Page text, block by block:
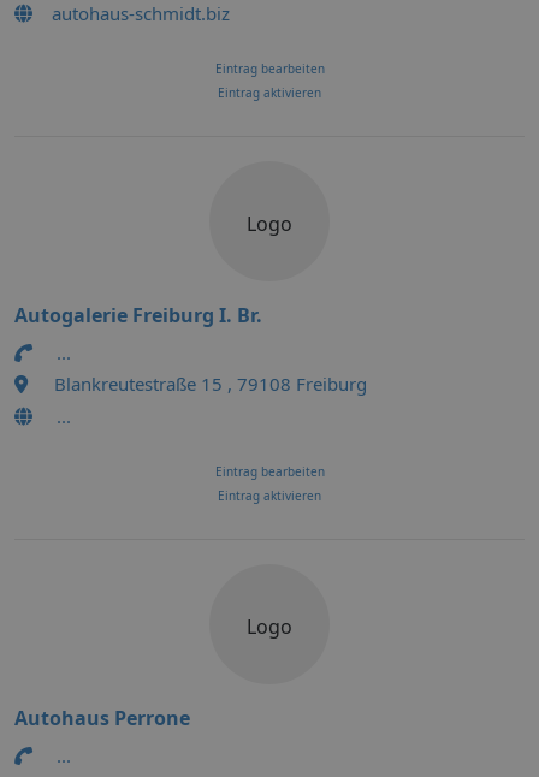
autohaus-schmidt.biz
Eintrag bearbeiten
Eintrag aktivieren
Logo
Autogalerie Freiburg I. Br.
...
Blankreutestraße 15 , 79108 Freiburg
...
Eintrag bearbeiten
Eintrag aktivieren
Logo
Autohaus Perrone
...